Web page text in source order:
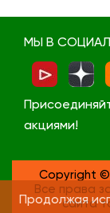
МЫ В
акциями!
Copyright ©
Все права
сайта
Продолжая